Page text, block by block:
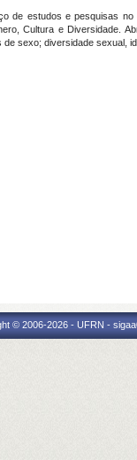
estudos e pesquisas
Cultura e Diversidade.
sexo; diversidade sexual,
© 2006-2026 - UFRN -